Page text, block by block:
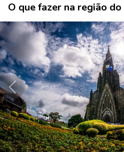
O que fazer na região
Anterior